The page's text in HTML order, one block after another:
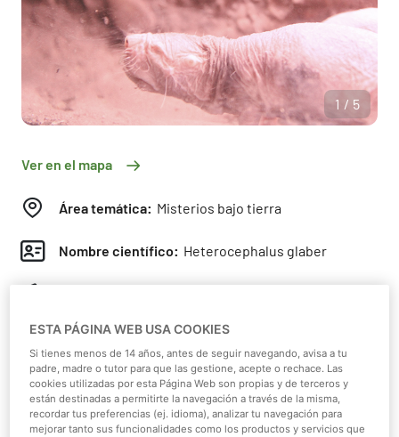
1/5
Ver en el mapa
Área temática: Misterios bajo tierra
Nombre científico: Heterocephalus glaber
Continente: África
Hábitat:Desert
Dieta: Herbívoro
ESTA PÁGINA WEB USA COOKIES
Si tienes menos de 14 años, antes de seguir navegando, avisa a tu
padre, madre o tutor para que las gestione, acepte o rechace. Las
cookies utilizadas por esta Página Web son propias y de terceros y
están destinadas a permitirte la navegación a través de la misma,
recordar tus preferencias (ej. idioma), analizar tu navegación para
mejorar tanto sus funcionalidades como los productos y servicios que